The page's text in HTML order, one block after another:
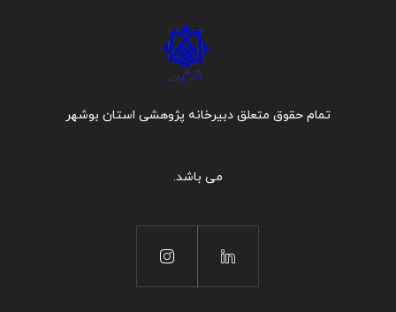
تمام حقوق متعلق دبیرخانه پژوهشی استان بوشهر
می باشد.